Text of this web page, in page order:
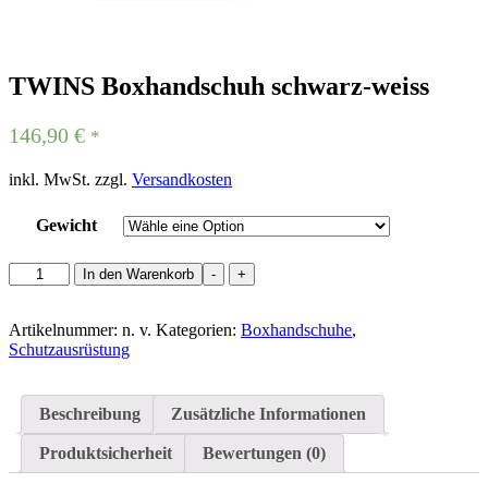
TWINS Boxhandschuh schwarz-weiss
146,90 € *
inkl. MwSt. zzgl. Versandkosten
Gewicht
-
TWINS
Boxhandschuh
weiss
Menge
+
In den Warenkorb
Artikelnummer: n. v. Kategorien: Boxhandschuhe,
Schutzausrüstung
Beschreibung Zusätzliche Informationen
Produktsicherheit Bewertungen (0)